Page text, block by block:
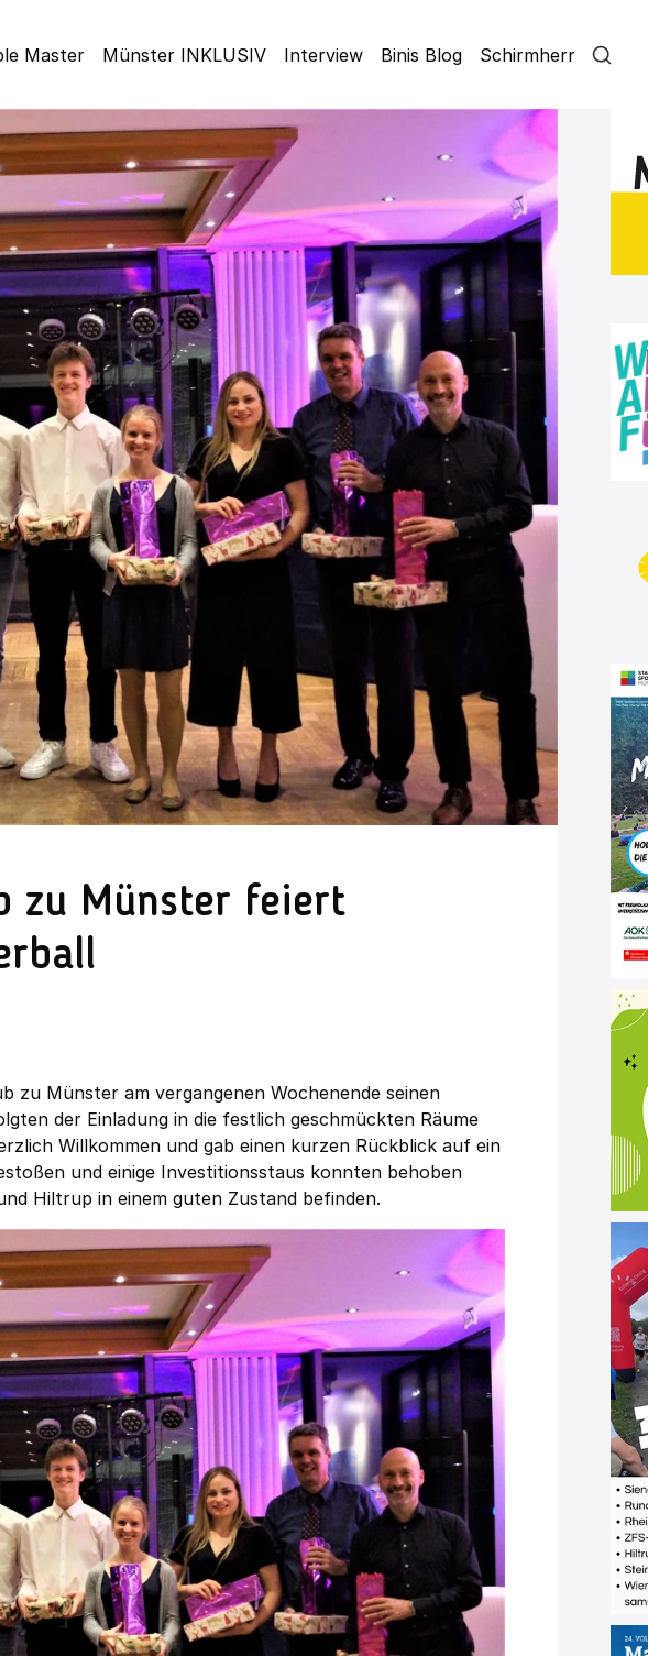
Master Münster INKLUSIV Interview Binis Blog Schirmherr
zu Münster feiert
zu Münster am vergangenen Wochenende seinen
der Einladung in die festlich geschmückten Räume
Willkommen und gab einen kurzen Rückblick auf ein
und einige Investitionsstaus konnten behoben
Hiltrup in einem guten Zustand befinden.